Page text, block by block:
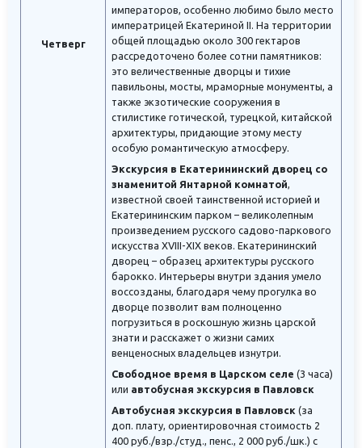
Четверг
императоров, особенно любимо было место
императрицей Екатериной II. На территории
общей площадью около 300 гектаров
рассредоточено более сотни памятников:
это величественные дворцы и тихие
павильоны, мосты, мраморные монументы, а
также экзотические сооружения в
стилистике готической, турецкой, китайской
архитектуры, придающие этому месту
особую романтическую атмосферу.
Экскурсия в Екатерининский дворец со
знаменитой Янтарной комнатой,
известной своей таинственной историей и
Екатерининским парком – великолепным
произведением русского садово-паркового
искусства XVIII-XIX веков. Екатерининский
дворец – образец архитектуры русского
барокко. Интерьеры внутри здания умело
воссозданы, благодаря чему прогулка во
дворце позволит вам полноценно
погрузиться в роскошную жизнь царской
знати и расскажет о жизни самих
венценосных владельцев изнутри.
Свободное время в Царском селе (3 часа)
или автобусная экскурсия в Павловск
Автобусная экскурсия в Павловск (за
доп. плату, ориентировочная стоимость 2
400 руб./взр./студ., пенс., 2 000 руб./шк.) с